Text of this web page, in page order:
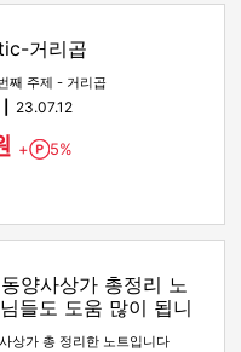
거리곱
째 주제 - 거리곱
23.07.12
+ Point
5%
양사상가 총정리 노
들도 도움 많이 됩니
상가 총 정리한 노트입니다